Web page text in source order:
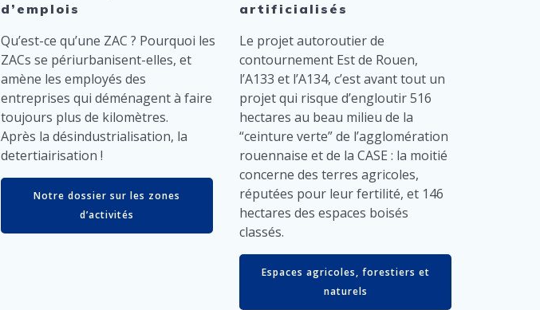
d’emplois
Qu’est-ce qu’une ZAC ? Pourquoi les
ZACs se périurbanisent-elles, et
amène les employés des
entreprises qui déménagent à faire
toujours plus de kilomètres.
Après la désindustrialisation, la
detertiairisation !
Notre dossier sur les zones
d’activités
artificialisés
Le projet autoroutier de
contournement Est de Rouen,
l’A133 et l’A134, c’est avant tout un
projet qui risque d’engloutir 516
hectares au beau milieu de la
“ceinture verte” de l’agglomération
rouennaise et de la CASE : la moitié
concerne des terres agricoles,
réputées pour leur fertilité, et 146
hectares des espaces boisés
classés.
Espaces agricoles, forestiers et
naturels